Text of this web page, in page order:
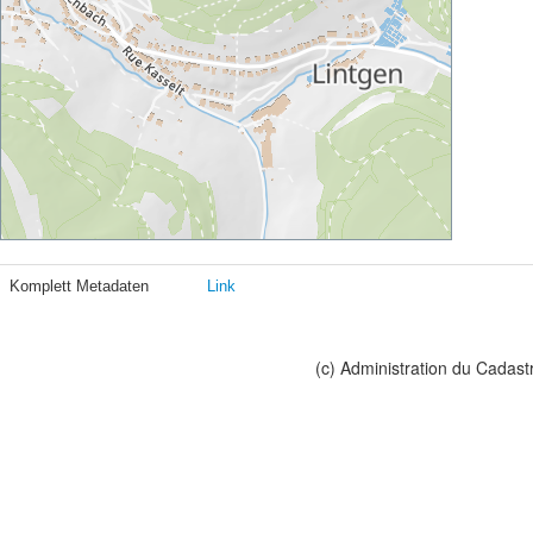
Komplett Metadaten Link
(c) Administration du